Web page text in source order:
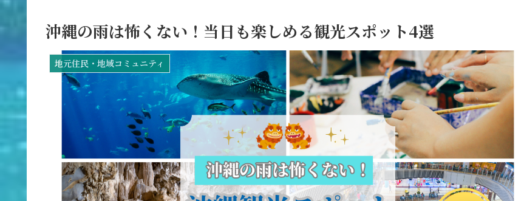
沖縄の雨は怖くない！当日も楽しめる観光スポット4選
地元住民・地域コミュニティ